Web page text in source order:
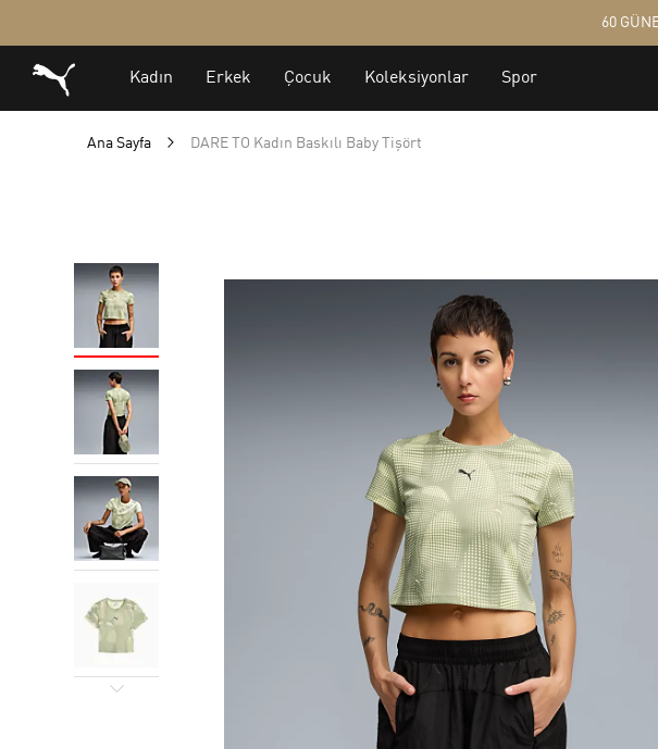
Ana Sayfa DARE TO Kadın Baskılı Baby Tişört